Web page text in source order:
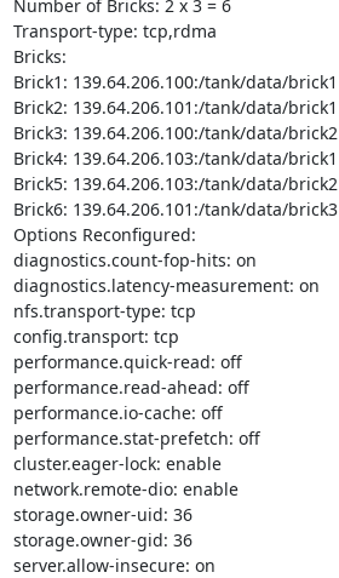
Number of Bricks: 2 x 3 = 6
Transport-type: tcp,rdma
Bricks:
Brick1: 139.64.206.100:/tank/data/brick1
Brick2: 139.64.206.101:/tank/data/brick1
Brick3: 139.64.206.100:/tank/data/brick2
Brick4: 139.64.206.103:/tank/data/brick1
Brick5: 139.64.206.103:/tank/data/brick2
Brick6: 139.64.206.101:/tank/data/brick3
Options Reconfigured:
diagnostics.count-fop-hits: on
diagnostics.latency-measurement: on
nfs.transport-type: tcp
config.transport: tcp
performance.quick-read: off
performance.read-ahead: off
performance.io-cache: off
performance.stat-prefetch: off
cluster.eager-lock: enable
network.remote-dio: enable
storage.owner-uid: 36
storage.owner-gid: 36
server.allow-insecure: on